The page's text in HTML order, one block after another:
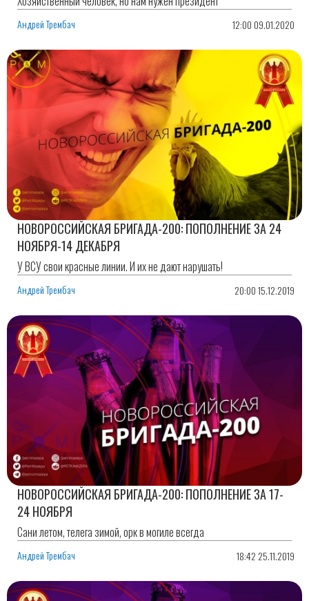
Андрей Трембач 12:00 09.01.2020
НОВОРОССИЙСКАЯ БРИГАДА-200: ПОПОЛНЕНИЕ ЗА 24
НОЯБРЯ-14 ДЕКАБРЯ
У ВСУ свои красные линии. И их не дают нарушать!
Андрей Трембач 20:00 15.12.2019
НОВОРОССИЙСКАЯ БРИГАДА-200: ПОПОЛНЕНИЕ ЗА 17-
24 НОЯБРЯ
Сани летом, телега зимой, орк в могиле всегда
Андрей Трембач 18:42 25.11.2019